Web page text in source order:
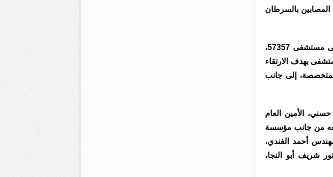
المصابين بالسرطان
وجاء توقيع البروتوكول خلال زيارة وفد مؤسسة البنك التجاري الدولي إلى مستشفى 57357،
بهدف الارتقاء
إلى جانب
الأمين العام
من جانب مؤسسة
أحمد الفندي،
الأستاذ الدكتور شريف أبو النجا،